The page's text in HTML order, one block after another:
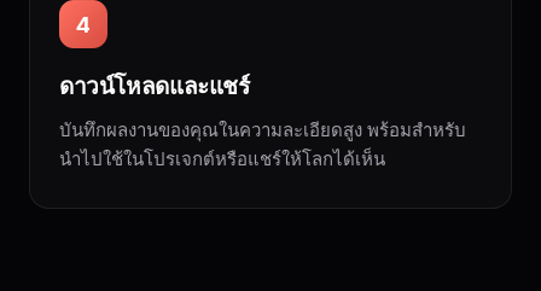
4
ดาวน์โหลดและแชร์
บันทึกผลงานของคุณในความละเอียดสูง พร้อมสำหรับ
นำไปใช้ในโปรเจกต์หรือแชร์ให้โลกได้เห็น